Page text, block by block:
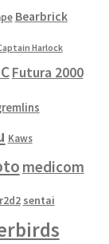
Bearbrick
Harlock
Futura 2000
Kaws
medicom
r2d2 sentai